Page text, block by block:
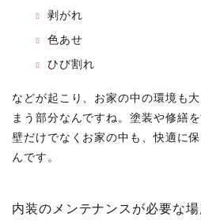
剥がれ
色あせ
ひび割れ
などが起こり、お家の中の環境も
まう部分なんですね。 塗装や修繕
壁だけでなくお家の中も、快適に
んです。
内装のメンテナンスが必要な場